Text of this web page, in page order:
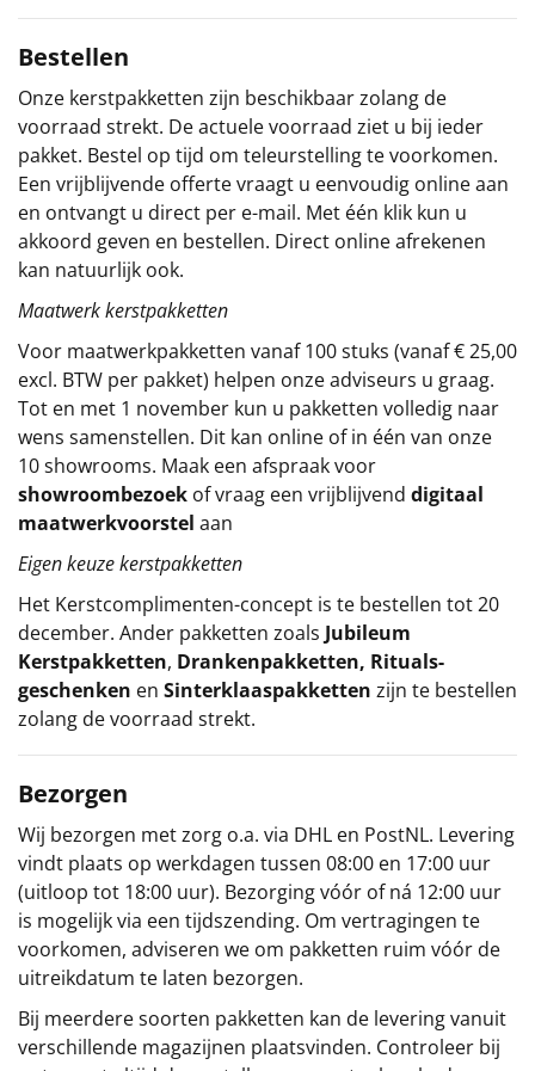
Sinterklaaspakketten
Particulier
Kerstgeschenken 2026
Relatiegeschenken
Cadeaubon
Alle overige
Bestellen
Onze kerstpakketten zijn beschikbaar zolang de
voorraad strekt. De actuele voorraad ziet u bij ieder
pakket. Bestel op tijd om teleurstelling te voorkomen.
Een vrijblijvende offerte vraagt u eenvoudig online aan
en ontvangt u direct per e-mail. Met één klik kun u
akkoord geven en bestellen. Direct online afrekenen
kan natuurlijk ook.
Maatwerk kerstpakketten
Voor maatwerkpakketten vanaf 100 stuks (vanaf € 25,00
excl. BTW per pakket) helpen onze adviseurs u graag.
Tot en met 1 november kun u pakketten volledig naar
wens samenstellen. Dit kan online of in één van onze
10 showrooms. Maak een afspraak voor
showroombezoek of vraag een vrijblijvend digitaal
maatwerkvoorstel aan
Eigen keuze kerstpakketten
Het Kerstcomplimenten-concept is te bestellen tot 20
december. Ander pakketten zoals Jubileum
Kerstpakketten, Drankenpakketten, Rituals-
geschenken en Sinterklaaspakketten zijn te bestellen
zolang de voorraad strekt.
Bezorgen
Wij bezorgen met zorg o.a. via DHL en PostNL. Levering
vindt plaats op werkdagen tussen 08:00 en 17:00 uur
(uitloop tot 18:00 uur). Bezorging vóór of ná 12:00 uur
is mogelijk via een tijdszending. Om vertragingen te
voorkomen, adviseren we om pakketten ruim vóór de
uitreikdatum te laten bezorgen.
Bij meerdere soorten pakketten kan de levering vanuit
verschillende magazijnen plaatsvinden. Controleer bij